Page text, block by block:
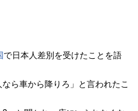
で日本人差別を受けたことを語
ら車から降りろ」と言われたこ